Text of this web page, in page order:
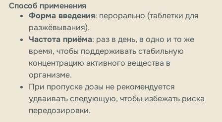
Способ применения
Форма введения: перорально (таблетки для
разжёвывания).
Частота приёма: раз в день, в одно и то же
время, чтобы поддерживать стабильную
концентрацию активного вещества в
организме.
При пропуске дозы не рекомендуется
удваивать следующую, чтобы избежать риска
передозировки.